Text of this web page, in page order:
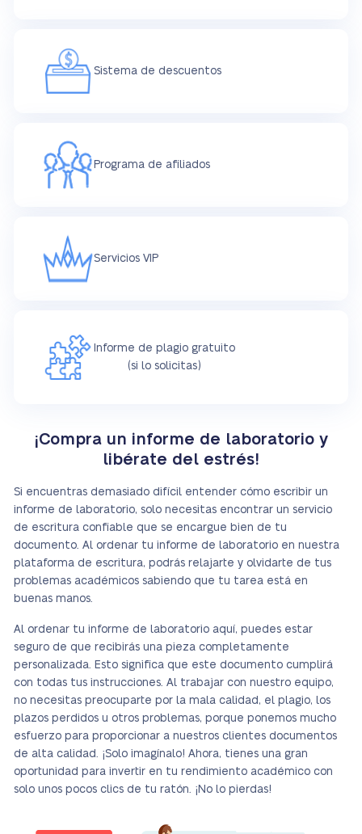
Sistema de descuentos
Programa de afiliados
Servicios VIP
Informe de plagio gratuito
(si lo solicitas)
¡Compra un informe de laboratorio y
libérate del estrés!
Si encuentras demasiado difícil entender cómo escribir un
informe de laboratorio, solo necesitas encontrar un servicio
de escritura confiable que se encargue bien de tu
documento. Al ordenar tu informe de laboratorio en nuestra
plataforma de escritura, podrás relajarte y olvidarte de tus
problemas académicos sabiendo que tu tarea está en
buenas manos.
Al ordenar tu informe de laboratorio aquí, puedes estar
seguro de que recibirás una pieza completamente
personalizada. Esto significa que este documento cumplirá
con todas tus instrucciones. Al trabajar con nuestro equipo,
no necesitas preocuparte por la mala calidad, el plagio, los
plazos perdidos u otros problemas, porque ponemos mucho
esfuerzo para proporcionar a nuestros clientes documentos
de alta calidad. ¡Solo imagínalo! Ahora, tienes una gran
oportunidad para invertir en tu rendimiento académico con
solo unos pocos clics de tu ratón. ¡No lo pierdas!